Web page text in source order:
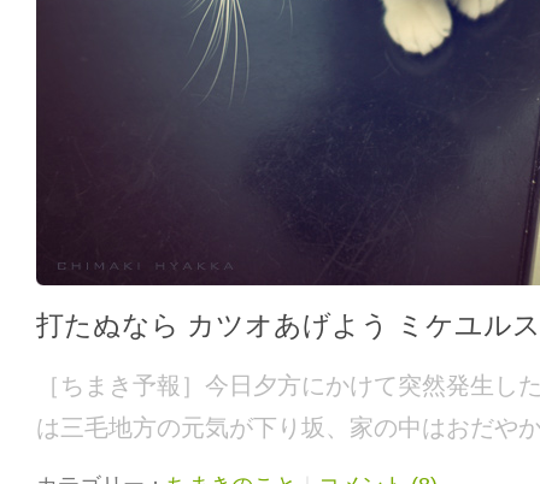
打たぬなら カツオあげよう ミケユルス
［ちまき予報］今日夕方にかけて突然発生し
は三毛地方の元気が下り坂、家の中はおだや